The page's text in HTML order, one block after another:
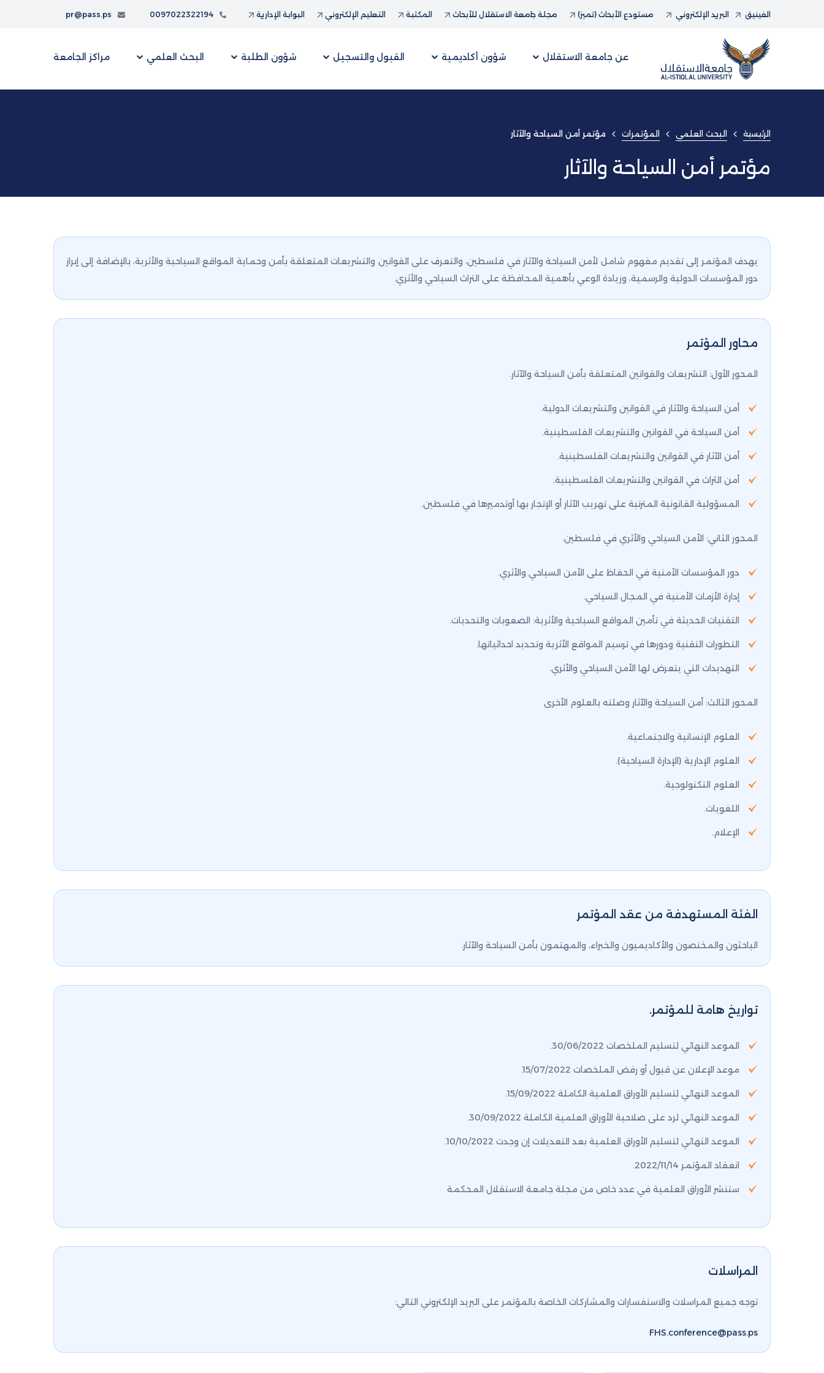
الفينيق البريد الإلكتروني مستودع الأبحاث (تميز) مجلة جامعة الاستقلال للأبحاث المكتبة التعليم الإلكتروني البوابة الإدارية 0097022322194
pr@pass.ps
عن جامعة الاستقلال شؤون أكاديمية القبول والتسجيل شؤون الطلبة البحث العلمي مراكز الجامعة
الرئيسية البحث العلمي المؤتمرات مؤتمر أمن السياحة والآثار
مؤتمر أمن السياحة والآثار
يهدف المؤتمر إلى تقديم مفهوم شامل لأمن السياحة والآثار في فلسطين، والتعرف على القوانين والتشريعات المتعلقة بأمن وحماية المواقع السياحية والأثرية، بالإضافة إلى إبراز
دور المؤسسات الدولية والرسمية، وزيادة الوعي بأهمية المحافظة على التراث السياحي والأثري.
محاور المؤتمر
المحور الأول: التشريعات والقوانين المتعلقة بأمن السياحة والآثار.
أمن السياحة والآثار في القوانين والتشريعات الدولية.
أمن السياحة في القوانين والتشريعات الفلسطينية.
أمن الآثار في القوانين والتشريعات الفلسطينية.
أمن الثراث في القوانين والتشريعات الفلسطينية.
المسؤولية القانونية المترتبة على تهريب الآثار أو الإتجار بها أوتدميرها في فلسطين.
المحور الثاني: الأمن السياحي والأثري في فلسطين.
دور المؤسسات الأمنية في الحفاظ على الأمن السياحي والأثري.
إدارة الأزمات الأمنية في المجال السياحي.
التقنيات الحديثة في تأمين المواقع السياحية والأثرية: الصعوبات والتحديات.
التطورات التقنية ودورها في ترسيم المواقع الأثرية وتحديد احداثياتها.
التهديدات التي يتعرض لها الأمن السياحي والأثري.
المحور الثالث: أمن السياحة والآثار وصلته بالعلوم الأخرى
العلوم الإنسانية والاجتماعية.
العلوم الإدارية (الإدارة السياحية).
العلوم التكنولوجية.
اللغويات.
الإعلام.
الفئة المستهدفة من عقد المؤتمر
الباحثون والمختصون والأكاديميون والخبراء، والمهتمون بأمن السياحة والآثار.
تواريخ هامة للمؤتمر.
الموعد النهائي لتسليم الملخصات 30/06/2022.
موعد الإعلان عن قبول أو رفض الملخصات 15/07/2022.
الموعد النهائي لتسليم الأوراق العلمية الكاملة 15/09/2022.
الموعد النهائي لرد على صلاحية الأوراق العلمية الكاملة 30/09/2022.
الموعد النهائي لتسليم الأوراق العلمية بعد التعديلات إن وجدت 10/10/2022.
انعقاد المؤتمر 2022/11/14.
ستنشر الأوراق العلمية في عدد خاص من مجلة جامعة الاستقلال المحكمة
المراسلات
توجه جميع المراسلات والاستفسارات والمشاركات الخاصة بالمؤتمر على البريد الإلكتروني التالي:
FHS.conference@pass.ps